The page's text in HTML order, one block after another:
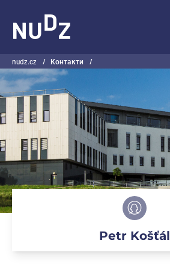
nudz.cz / Контакти /
Petr Košťál